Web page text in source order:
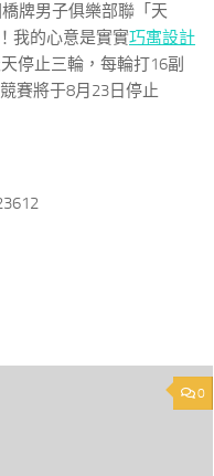
牌男子俱樂部聯「天
我的心意是實實巧寓設計
停止三輪，每輪打16副
競賽將于8月23日停止
0